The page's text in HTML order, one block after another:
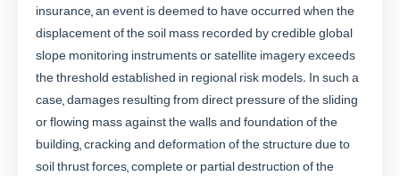
insurance, an event is deemed to have occurred when the
displacement of the soil mass recorded by credible global
slope monitoring instruments or satellite imagery exceeds
the threshold established in regional risk models. In such a
case, damages resulting from direct pressure of the sliding
or flowing mass against the walls and foundation of the
building, cracking and deformation of the structure due to
soil thrust forces, complete or partial destruction of the